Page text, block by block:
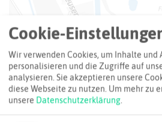
Cookie-
Wir verwenden Cookies, um Inhalte und
personalisieren und die Zugriffe auf
analysieren. Sie akzeptieren unsere
diese Webseite zu nutzen. Um mehr zu
unsere Datenschutzerklärung.